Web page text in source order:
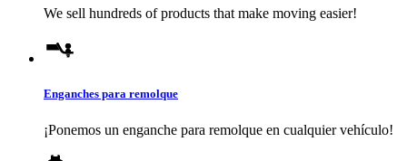
We sell hundreds of products that make moving easier!
Enganches para remolque
¡Ponemos un enganche para remolque en cualquier vehículo!